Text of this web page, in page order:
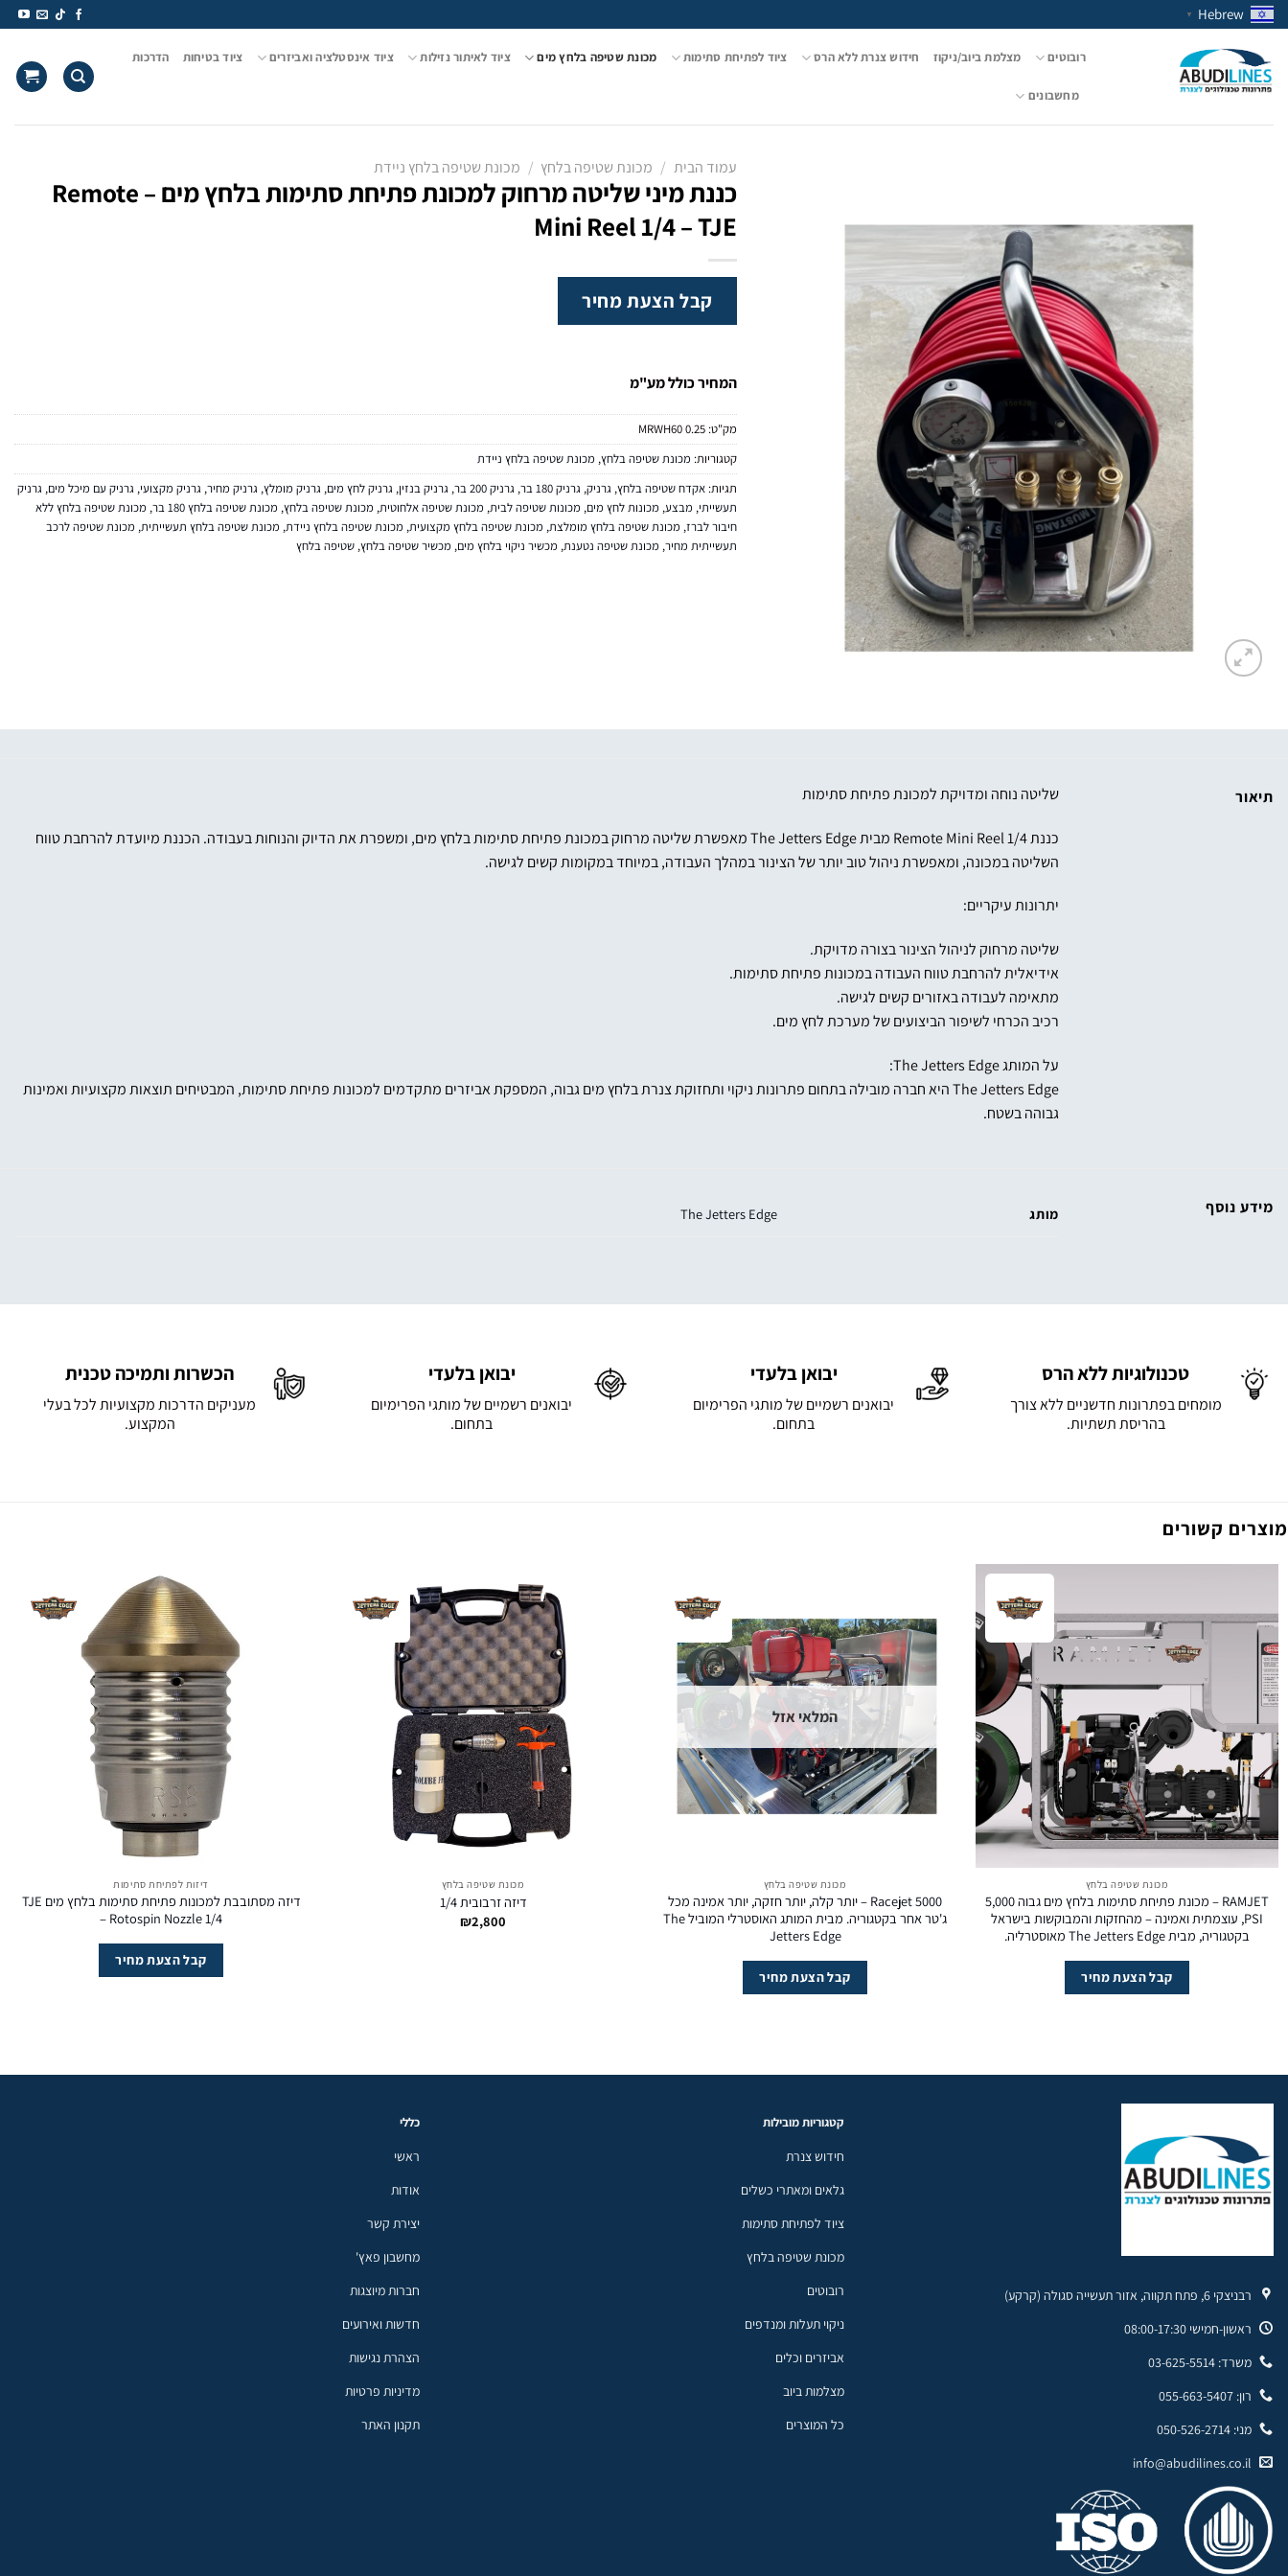
Skip
to
content
Hebrew
▼
רובוטים מצלמת ביוב/ניקוז חידוש צנרת ללא הרס ציוד לפתיחת סתימות מכונת שטיפה בלחץ מים ציוד לאיתור נזילות ציוד אינסטלציה ואביזרים ציוד בטיחות הדרכות
מחשבונים
עמוד הבית / מכונת שטיפה בלחץ / מכונת שטיפה בלחץ ניידת
כננת מיני שליטה מרחוק למכונת פתיחת סתימות בלחץ מים – Remote
Mini Reel 1/4 – TJE
קבל הצעת מחיר
המחיר כולל מע"מ
מק"ט: MRWH60 0.25
קטגוריות: מכונת שטיפה בלחץ, מכונת שטיפה בלחץ ניידת
תגיות: אקדח שטיפה בלחץ, גרניק, גרניק 180 בר , גרניק 200 בר , גרניק בנזין, גרניק לחץ מים, גרניק מומלץ, גרניק מחיר, גרניק מקצועי, גרניק עם מיכל מים, גרניק
תעשייתי, מבצע, מכונות לחץ מים, מכונות שטיפה לבית, מכונת שטיפה אלחוטית, מכונת שטיפה בלחץ, מכונת שטיפה בלחץ 180 בר , מכונת שטיפה בלחץ ללא
חיבור לברז, מכונת שטיפה בלחץ מומלצת, מכונת שטיפה בלחץ מקצועית, מכונת שטיפה בלחץ ניידת, מכונת שטיפה בלחץ תעשייתית, מכונת שטיפה לרכב
תעשייתית מחיר, מכונת שטיפה נטענת, מכשיר ניקוי בלחץ מים, מכשיר שטיפה בלחץ, שטיפה בלחץ
תיאור שליטה נוחה ומדויקת למכונת פתיחת סתימות
כננת Remote Mini Reel 1/4 מבית The Jetters Edge מאפשרת שליטה מרחוק במכונת פתיחת סתימות בלחץ מים, ומשפרת את הדיוק והנוחות בעבודה. הכננת מיועדת להרחבת טווח
השליטה במכונה, ומאפשרת ניהול טוב יותר של הצינור במהלך העבודה, במיוחד במקומות קשים לגישה.
יתרונות עיקריים:
שליטה מרחוק לניהול הצינור בצורה מדויקת.
אידיאלית להרחבת טווח העבודה במכונות פתיחת סתימות.
מתאימה לעבודה באזורים קשים לגישה.
רכיב הכרחי לשיפור הביצועים של מערכת לחץ מים.
על המותג The Jetters Edge:
The Jetters Edge היא חברה מובילה בתחום פתרונות ניקוי ותחזוקת צנרת בלחץ מים גבוה, המספקת אביזרים מתקדמים למכונות פתיחת סתימות, המבטיחים תוצאות מקצועיות ואמינות
גבוהה בשטח.
מידע נוסף מותג The Jetters Edge
טכנולוגיות ללא הרס
מומחים בפתרונות חדשניים ללא צורך
בהריסת תשתיות.
יבואן בלעדי
יבואנים רשמיים של מותגי הפרימיום
בתחום.
יבואן בלעדי
יבואנים רשמיים של מותגי הפרימיום
בתחום.
הכשרות ותמיכה טכנית
מעניקים הדרכות מקצועיות לכל בעלי
המקצוע.
מוצרים קשורים
מכונת שטיפה בלחץ
RAMJET – מכונת פתיחת סתימות בלחץ מים גבוה 5,000
PSI, עוצמתית ואמינה – מהחזקות והמבוקשות בישראל
בקטגוריה, מבית The Jetters Edge מאוסטרליה.
קבל הצעת מחיר
המלאי אזל
מכונת שטיפה בלחץ
Racejet 5000 – יותר קלה, יותר חזקה, יותר אמינה מכל
ג'טר אחר בקטגוריה. מבית המותג האוסטרלי המוביל The
Jetters Edge
קבל הצעת מחיר
מכונת שטיפה בלחץ
דיזה זרבובית 1/4
₪2,800
דיזות לפתיחת סתימות
דיזה מסתובבת למכונות פתיחת סתימות בלחץ מים TJE
– Rotospin Nozzle 1/4
קבל הצעת מחיר
רבניצקי 6, פתח תקווה, אזור תעשייה סגולה (קרקע)
ראשון-חמישי 08:00-17:30
משרד: 03-625-5514
רון: 055-663-5407
מני: 050-526-2714
info@abudilines.co.il
קטגוריות מובילות
חידוש צנרת
גלאים ומאתרי כשלים
ציוד לפתיחת סתימות
מכונת שטיפה בלחץ
רובוטים
ניקוי תעלות ומנדפים
אביזרים וכלים
מצלמות ביוב
כל המוצרים
כללי
ראשי
אודות
יצירת קשר
מחשבון פאץ'
חברות מיוצגות
חדשות ואירועים
הצהרת נגישות
מדיניות פרטיות
תקנון האתר